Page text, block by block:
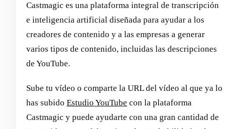
Castmagic es una plataforma integral de transcripción
e inteligencia artificial diseñada para ayudar a los
creadores de contenido y a las empresas a generar
varios tipos de contenido, incluidas las descripciones
de YouTube.
Sube tu vídeo o comparte la URL del vídeo al que ya lo
has subido Estudio YouTube con la plataforma
Castmagic y puede ayudarte con una gran cantidad de